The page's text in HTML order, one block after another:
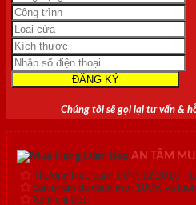
Chúng tôi sẽ gọi lại tư vấn &
AN TÂM
Thương hiệu danh tiếng từ 2010 -
Sản phẩm đa dạng mới 100% và
Xem chi tiết: